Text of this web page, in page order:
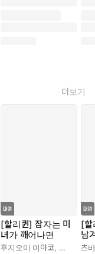
더보기
[할리퀸] 잠자는 미
녀가 깨어나면
후지오미 미야코, 조안 엘리
[할
남
츠